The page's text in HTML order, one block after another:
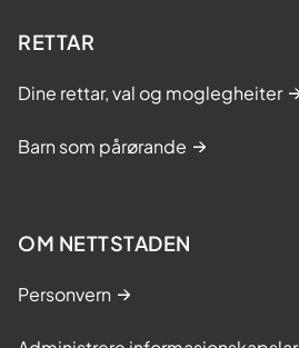
RETTAR
Dine rettar, val og moglegheiter
Barn som pårørande
OM NETTSTADEN
Personvern